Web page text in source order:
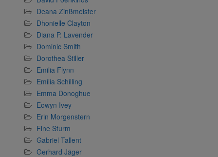
Deana Zinßmeister
Dhonielle Clayton
Diana P. Lavender
Dominic Smith
Dorothea Stiller
Emilia Flynn
Emilia Schilling
Emma Donoghue
Eowyn Ivey
Erin Morgenstern
Fine Sturm
Gabriel Tallent
Gerhard Jäger